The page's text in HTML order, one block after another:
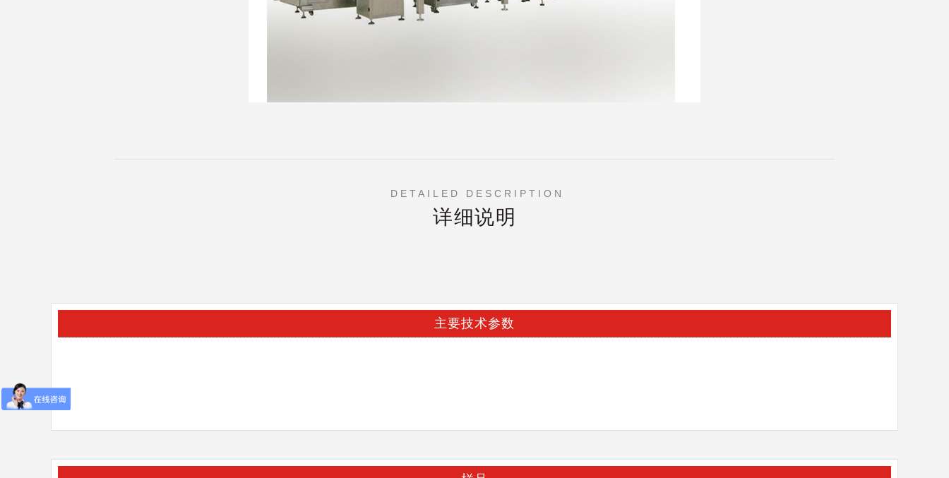
DETAILED DESCRIPTION
详细说明
主要技术参数